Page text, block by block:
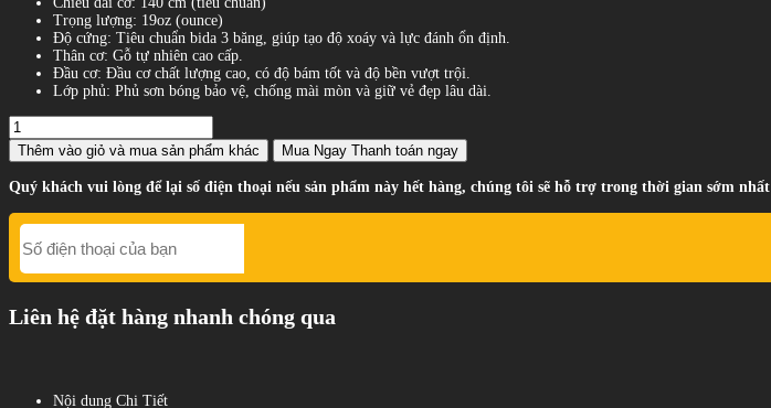
Trọng lượng: 19oz (ounce)
Độ cứng: Tiêu chuẩn bida 3 băng, giúp tạo độ xoáy và lực đánh ổn định.
Thân cơ: Gỗ tự nhiên cao cấp.
Đầu cơ: Đầu cơ chất lượng cao, có độ bám tốt và độ bền vượt trội.
Lớp phủ: Phủ sơn bóng bảo vệ, chống mài mòn và giữ vẻ đẹp lâu dài.
Thêm vào giỏ và mua sản phẩm khác Mua Ngay Thanh toán ngay
Quý khách vui lòng để lại số điện thoại nếu sản phẩm này hết hàng, chúng tôi sẽ hỗ trợ trong thời gian sớm nhất
Liên hệ đặt hàng nhanh chóng qua
Nội dung Chi Tiết